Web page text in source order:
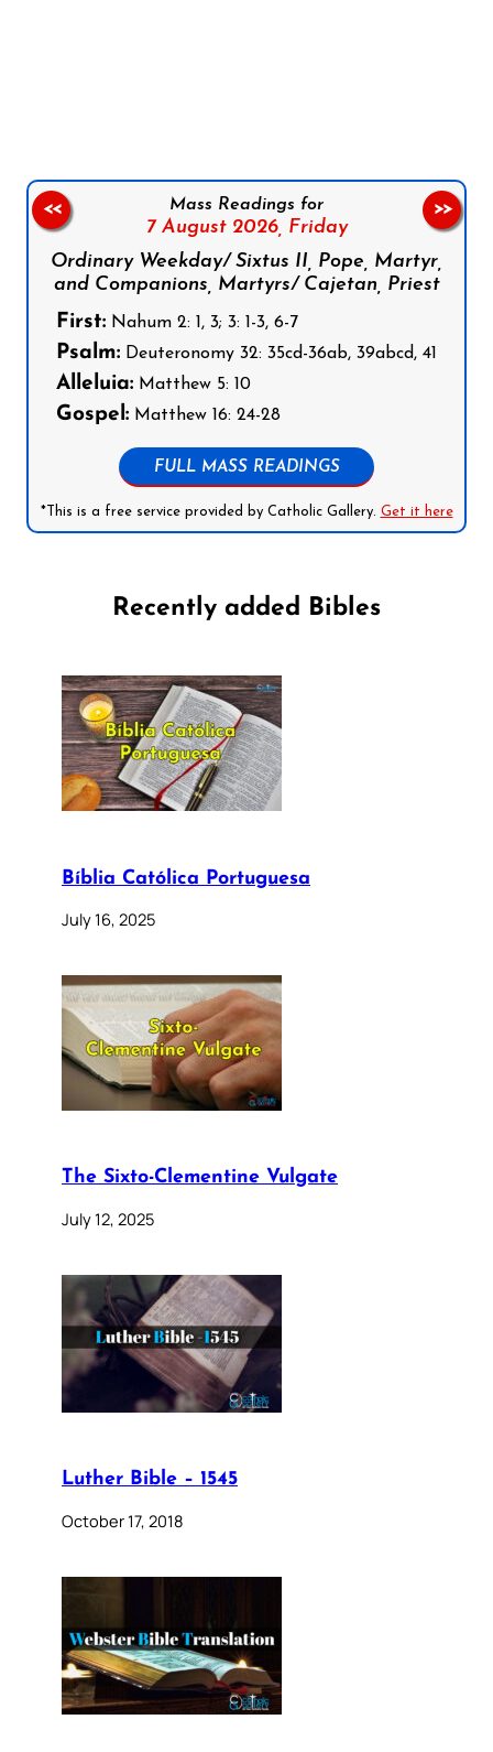
Mass Readings for
7 August 2026, Friday
Ordinary Weekday/ Sixtus II, Pope, Martyr,
and Companions, Martyrs/ Cajetan, Priest
First: Nahum 2: 1, 3; 3: 1-3, 6-7
Psalm: Deuteronomy 32: 35cd-36ab, 39abcd, 41
Alleluia: Matthew 5: 10
Gospel: Matthew 16: 24-28
FULL MASS READINGS
*This is a free service provided by Catholic Gallery. Get it here
<< >>
Recently added Bibles
Bíblia Católica Portuguesa
July 16, 2025
The Sixto-Clementine Vulgate
July 12, 2025
Luther Bible – 1545
October 17, 2018